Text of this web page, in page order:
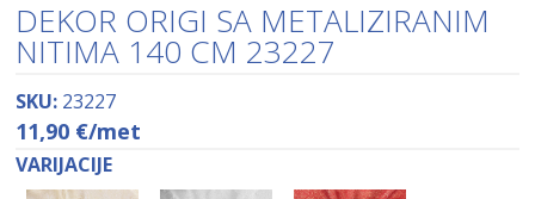
DEKOR ORIGI SA METALIZIRANIM
NITIMA 140 CM 23227
SKU: 23227
11,90 €/met
VARIJACIJE